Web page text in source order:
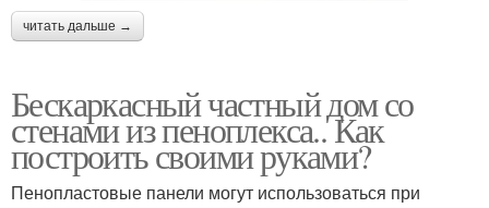
читать дальше →
Бескаркасный частный дом со
стенами из пеноплекса.. Как
построить своими руками?
Пенопластовые панели могут использоваться при